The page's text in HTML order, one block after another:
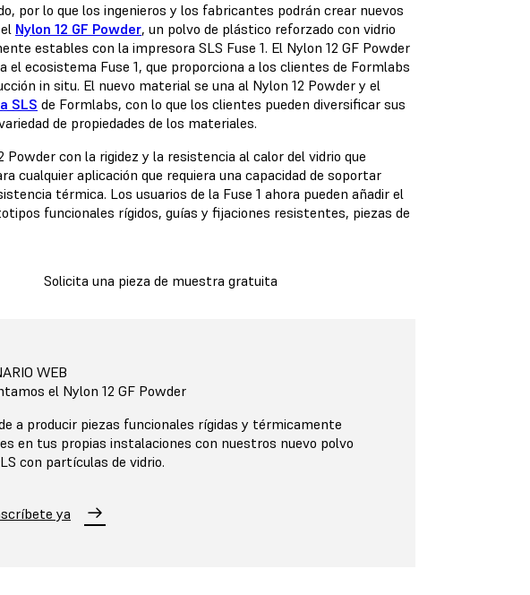
por lo que los ingenieros y los fabricantes podrán crear nuevos
Nylon 12 GF Powder, un polvo de plástico reforzado con vidrio
estables con la impresora SLS Fuse 1. El Nylon 12 GF Powder
ecosistema Fuse 1, que proporciona a los clientes de Formlabs
in situ. El nuevo material se una al Nylon 12 Powder y el
SLS de Formlabs, con lo que los clientes pueden diversificar sus
de propiedades de los materiales.
con la rigidez y la resistencia al calor del vidrio que
cualquier aplicación que requiera una capacidad de soportar
térmica. Los usuarios de la Fuse 1 ahora pueden añadir el
funcionales rígidos, guías y fijaciones resistentes, piezas de
Solicita una pieza de muestra gratuita
WEB
el Nylon 12 GF Powder
a producir piezas funcionales rígidas y térmicamente
en tus propias instalaciones con nuestros nuevo polvo
con partículas de vidrio.
ya